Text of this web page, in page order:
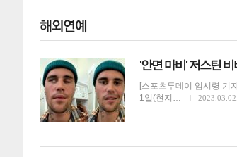
'안면 마비' 저스틴
[스포츠투데이 임시령 기
1일(현지…